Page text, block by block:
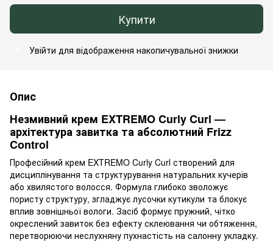
Купити
Увійти для відображення накопичувальної знижки
Опис
Незмивний крем EXTREMO Curly Curl —
архітектура завитка та абсолютний Frizz
Control
Професійний крем EXTREMO Curly Curl створений для
дисциплінування та структурування натуральних кучерів
або хвилястого волосся. Формула глибоко зволожує
пористу структуру, згладжує лусочки кутикули та блокує
вплив зовнішньої вологи. Засіб формує пружний, чітко
окреслений завиток без ефекту склеювання чи обтяження,
перетворюючи неслухняну пухнастість на салонну укладку.